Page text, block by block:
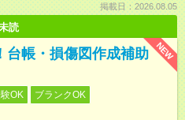
掲載日：2026.08.05
読
NEW
台帳・損傷図作成補助
OK
ブランクOK